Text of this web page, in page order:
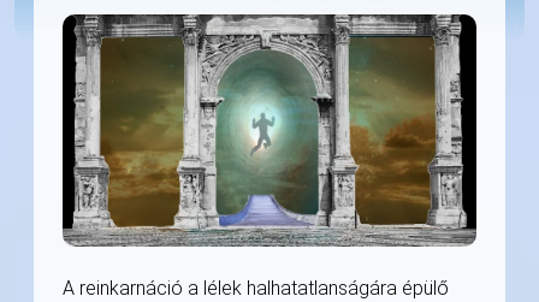
A reinkarnáció a lélek halhatatlanságára épülő